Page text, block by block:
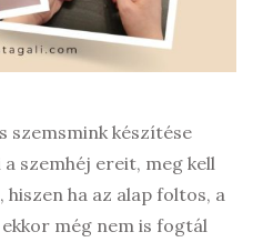
szemsmink készítése
szemhéj ereit, meg kell
ha az alap foltos, a
még nem is fogtál